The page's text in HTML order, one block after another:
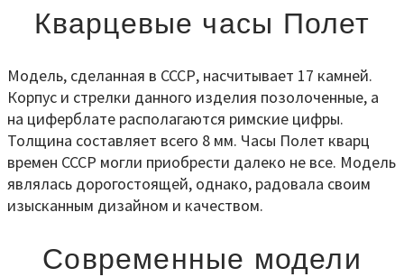
Кварцевые часы Полет
Модель, сделанная в СССР, насчитывает 17 камней.
Корпус и стрелки данного изделия позолоченные, а
на циферблате располагаются римские цифры.
Толщина составляет всего 8 мм. Часы Полет кварц
времен СССР могли приобрести далеко не все. Модель
являлась дорогостоящей, однако, радовала своим
изысканным дизайном и качеством.
Современные модели